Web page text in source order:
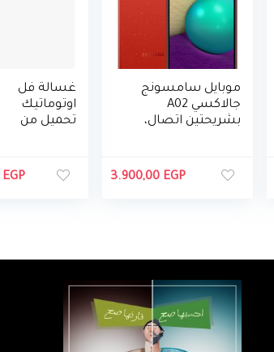
موبايل سامسونج
جالاكسي A02
بشريحتين اتصال،
جيجابايت رام، شبكة
3.900,00 EGP
غسالة فل
اوتوماتيك
تحميل من
EGP